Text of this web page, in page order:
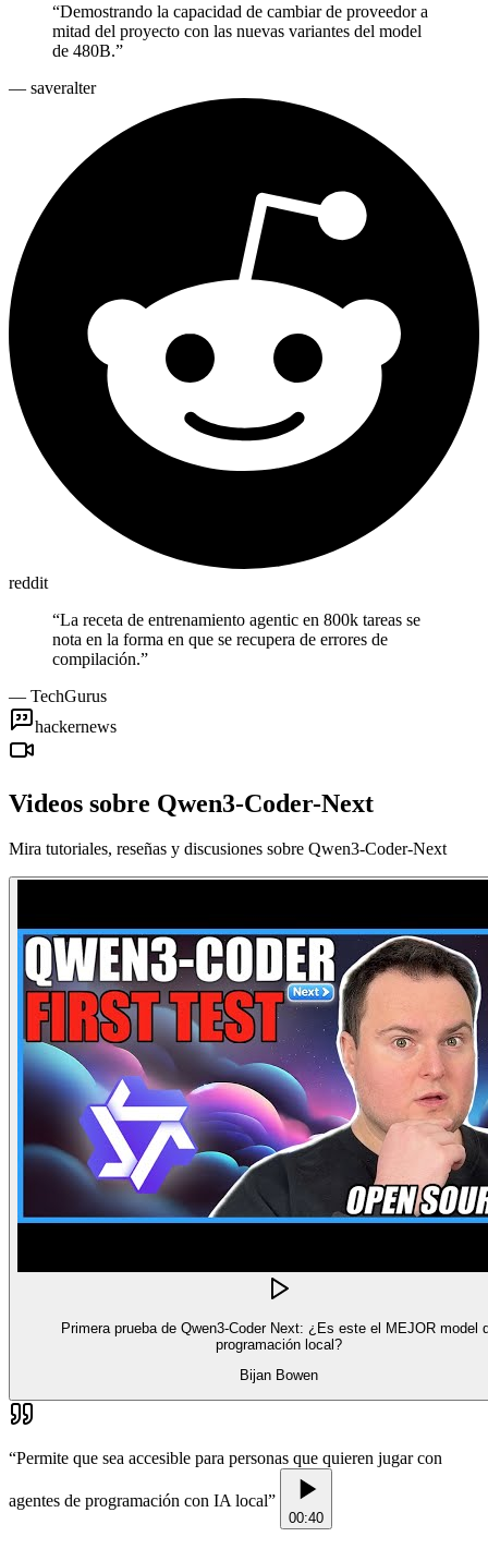
“Demostrando la capacidad de cambiar de proveedor a
mitad del proyecto con las nuevas variantes del model
de 480B.”
— saveralter
reddit
“La receta de entrenamiento agentic en 800k tareas se
nota en la forma en que se recupera de errores de
compilación.”
— TechGurus
hackernews
Videos sobre Qwen3-Coder-Next
Mira tutoriales, reseñas y discusiones sobre Qwen3-Coder-Next
Primera prueba de Qwen3-Coder Next: ¿Es este el MEJOR model
programación local?
Bijan Bowen
“Permite que sea accesible para personas que quieren jugar con
agentes de programación con IA local”
00:40